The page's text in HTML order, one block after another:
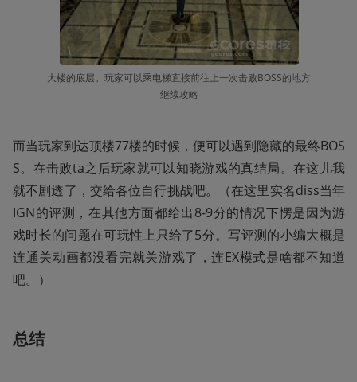
大楼的底层。玩家可以乘电梯直接前往上一次击败BOSS的地方
继续攻略
而当玩家到达顶楼77楼的时候，便可以遇到隐藏的最终BOS
S。在击败ta之后玩家就可以知晓游戏的真结局。在这儿我
就不剧透了，交给各位自行挑战吧。（在这里实名diss当年
IGN的评测，在其他方面都给出8-9分的情况下愣是因为游
戏时长的问题在可玩性上只给了5分。写评测的小编大概是
连通关动画都没看完就关游戏了，连EX模式是啥都不知道
吧。）
总结